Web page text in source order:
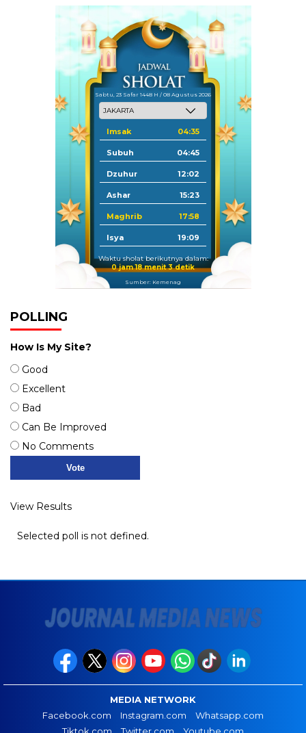
Sabtu, 23 Safar 1448 H / 08 Agustus 2026
Imsak 04:35
Subuh 04:45
Dzuhur 12:02
Ashar 15:23
Maghrib 17:58
Isya 19:09
Waktu sholat berikutnya dalam:
0 jam 18 menit 3 detik
Sumber: Kemenag
POLLING
How Is My Site?
Good
Excellent
Bad
Can Be Improved
No Comments
View Results
Selected poll is not defined.
MEDIA NETWORK
Facebook.com
Instagram.com
Whatsapp.com
Tiktok.com
Twitter.com Youtube.com